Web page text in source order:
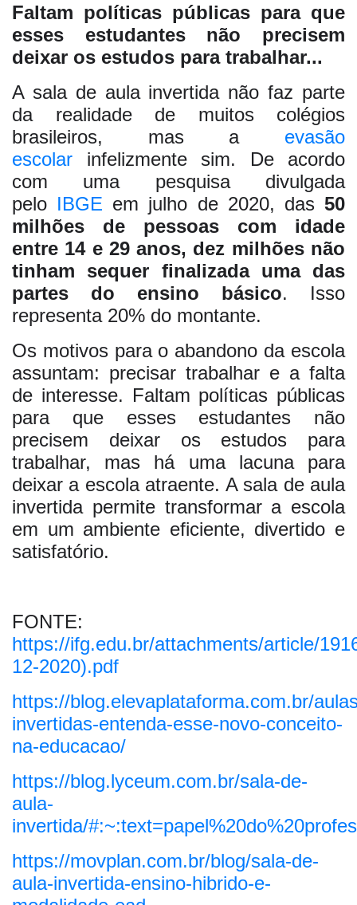
Faltam políticas públicas para que
esses estudantes não precisem
deixar os estudos para trabalhar...
A sala de aula invertida não faz parte
da realidade de muitos colégios
brasileiros, mas a evasão
escolar infelizmente sim. De acordo
com uma pesquisa divulgada
pelo IBGE em julho de 2020, das50
milhões de pessoas com idade
entre 14 e 29 anos, dez milhões não
tinham sequer finalizada uma das
partes do ensino básico. Isso
representa 20% do montante.
Os motivos para o abandono da escola
assuntam: precisar trabalhar e a falta
de interesse. Faltam políticas públicas
para que esses estudantes não
precisem deixar os estudos para
trabalhar, mas há uma lacuna para
deixar a escola atraente. A sala de aula
invertida permite transformar a escola
em um ambiente eficiente, divertido e
satisfatório.
FONTE:
https://ifg.edu.br/attachments/article/
12-2020).pdf
https://blog.elevaplataforma.com.br/
invertidas-entenda-esse-novo-conceito-
na-educacao/
https://blog.lyceum.com.br/sala-de-
aula-
invertida/
https://movplan.com.br/blog/sala-de-
aula-invertida-ensino-hibrido-e-